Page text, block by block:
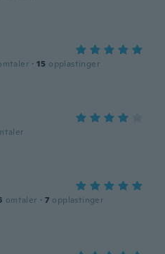
· 15 opplastinger
omtaler · 7 opplastinger